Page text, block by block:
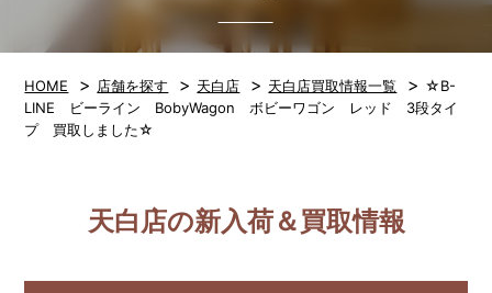
HOME > 店舗を探す > 天白店 > 天白店買取情報一覧 > ☆B-
LINE ビーライン BobyWagon ボビーワゴン レッド 3段タイ
プ 買取しました☆
天白店の新入荷＆買取情報